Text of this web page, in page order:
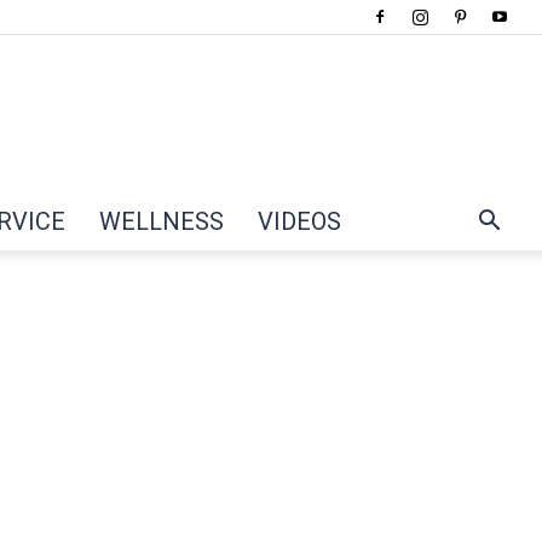
WELLNESS VIDEOS